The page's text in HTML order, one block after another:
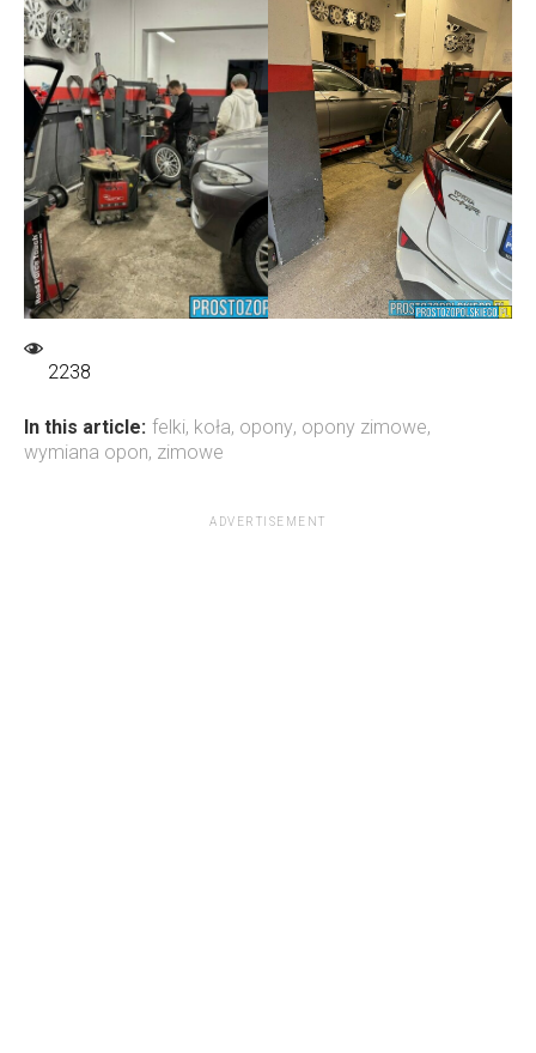
2238
In this article: felki, koła, opony, opony zimowe,
wymiana opon, zimowe
ADVERTISEMENT